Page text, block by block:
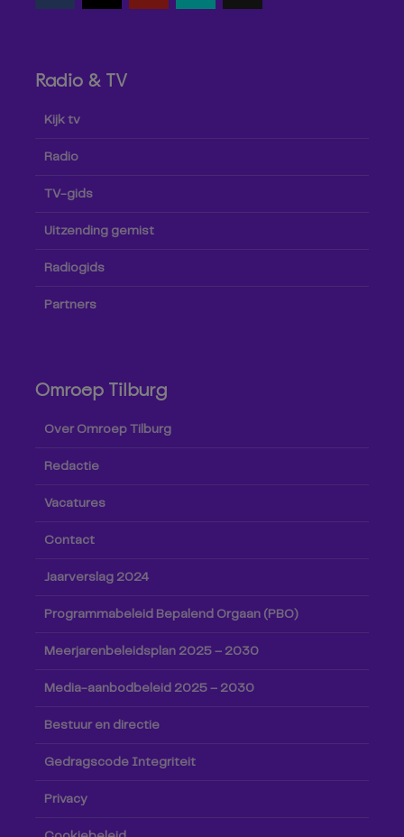
Radio & TV
Kijk tv
Radio
TV-gids
Uitzending gemist
Radiogids
Partners
Omroep Tilburg
Over Omroep Tilburg
Redactie
Vacatures
Contact
Jaarverslag 2024
Programmabeleid Bepalend Orgaan (PBO)
Meerjarenbeleidsplan 2025 – 2030
Media-aanbodbeleid 2025 – 2030
Bestuur en directie
Gedragscode Integriteit
Privacy